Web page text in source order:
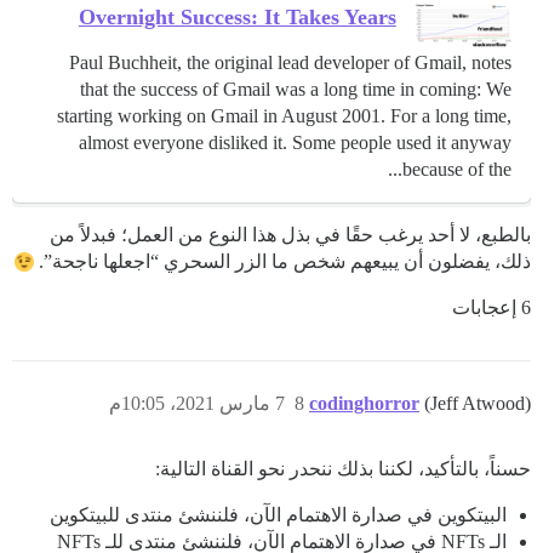
Overnight Success: It Takes Years
Paul Buchheit, the original lead developer of Gmail, notes
that the success of Gmail was a long time in coming: We
starting working on Gmail in August 2001. For a long time,
almost everyone disliked it. Some people used it anyway
because of the...
بالطبع، لا أحد يرغب حقًا في بذل هذا النوع من العمل؛ فبدلاً من
ذلك، يفضلون أن يبيعهم شخص ما الزر السحري “اجعلها ناجحة”.
6 إعجابات
codinghorror (Jeff Atwood) 7 مارس 2021، 10:05م 8
حسناً، بالتأكيد، لكننا بذلك ننحدر نحو القناة التالية:
البيتكوين في صدارة الاهتمام الآن، فلننشئ منتدى للبيتكوين
الـ NFTs في صدارة الاهتمام الآن، فلننشئ منتدى للـ NFTs